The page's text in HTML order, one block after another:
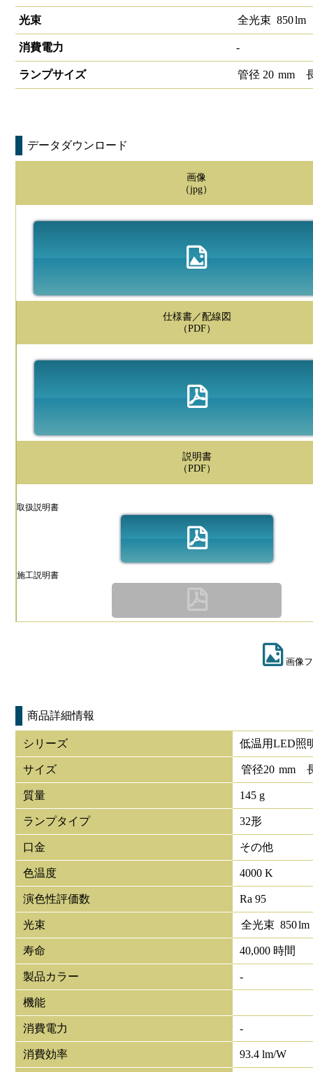
光束 全光束 850lm
消費電力 -
ランプサイズ 管径 20 mm
データダウンロード
画像
（jpg）
仕様書／配線図
（PDF）
説明書
（PDF）
取扱説明書
施工説明書
画像
商品詳細情報
シリーズ 低温用LED照
サイズ 管径20 mm
質量 145 g
ランプタイプ 32形
口金 その他
色温度 4000 K
演色性評価数 Ra 95
光束 全光束 850lm
寿命 40,000 時間
製品カラー -
機能
消費電力 -
消費効率 93.4 lm/W